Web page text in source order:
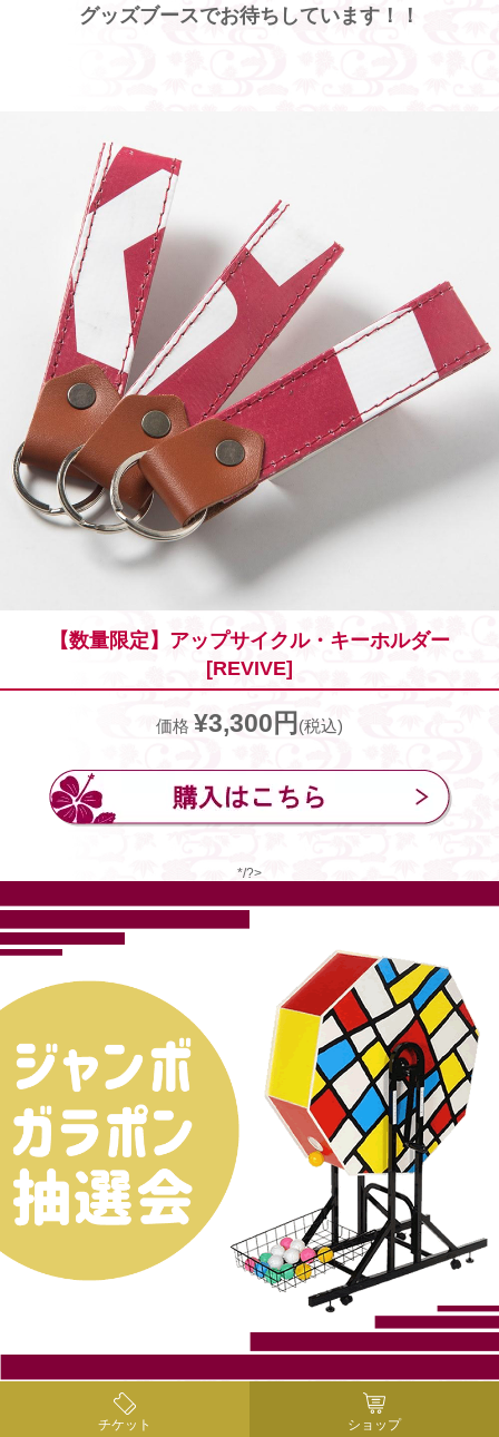
グッズブースでお待ちしています！！
【数量限定】アップサイクル・キーホルダー
[REVIVE]
価格 ¥3,300円 (税込)
*/?>
【大好評】空くじ無し!ジャンボ・ガラポン抽選会
チケット ショップ